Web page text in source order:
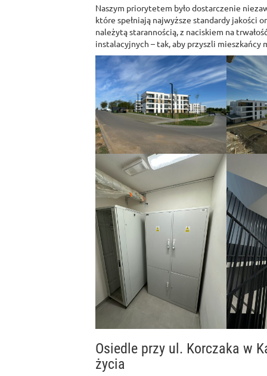
Naszym priorytetem było dostarczenie
które spełniają najwyższe standardy jakości
należytą starannością, z naciskiem na
instalacyjnych – tak, aby przyszli
Osiedle przy ul. Korczaka w
życia